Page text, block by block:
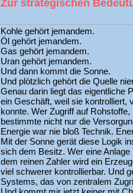
Zur strategischen
Kohle gehört jemandem.
Öl gehört jemandem.
Gas gehört jemandem.
Uran gehört jemandem.
Und dann kommt die Sonne.
Und plötzlich gehört die Quelle
Genau darin liegt das eigentliche
ein Geschäft, weil sie kontrolliert,
konnte. Wer Zugriff auf
bestimmte nicht nur die
Energie war nie bloß Technik.
Mit der Sonne gerät diese Logik
sich dem Besitz. Wer eine
dem reinen Zahler wird ein
viel schwerer kontrollierbar. Und
Systems, das von zentralem